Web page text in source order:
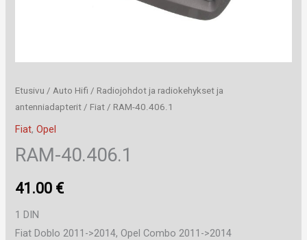
Etusivu / Auto Hifi / Radiojohdot ja radiokehykset ja
antenniadapterit / Fiat / RAM-40.406.1
Fiat,Opel
RAM-40.406.1
41.00 €
1 DIN
Fiat Doblo 2011->2014, Opel Combo 2011->2014